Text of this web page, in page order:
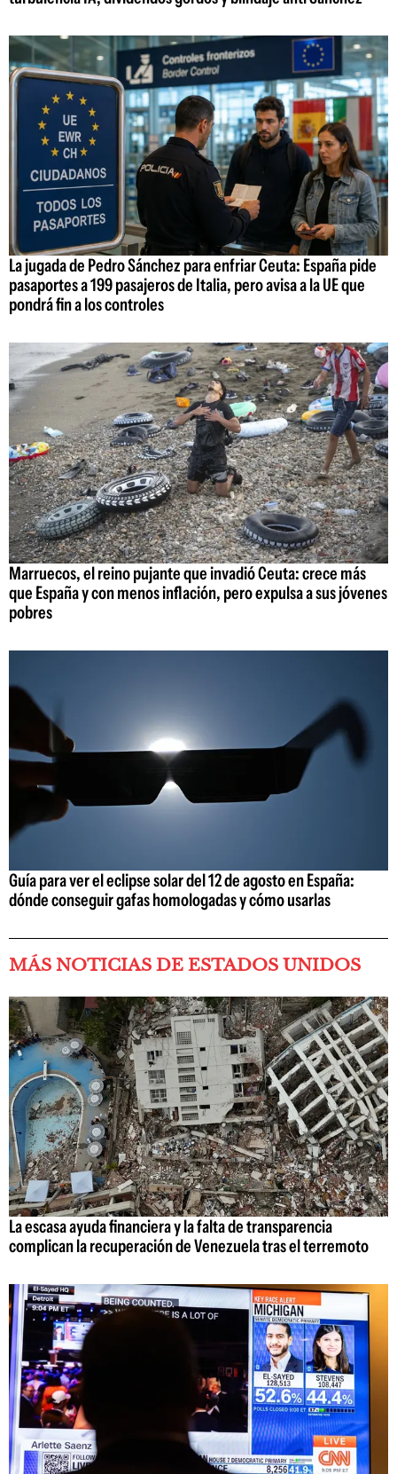
La jugada de Pedro Sánchez para enfriar Ceuta: España pide
pasaportes a 199 pasajeros de Italia, pero avisa a la UE que
pondrá fin a los controles
Marruecos, el reino pujante que invadió Ceuta: crece más
que España y con menos inflación, pero expulsa a sus jóvenes
pobres
Guía para ver el eclipse solar del 12 de agosto en España:
dónde conseguir gafas homologadas y cómo usarlas
MÁS NOTICIAS DE ESTADOS UNIDOS
La escasa ayuda financiera y la falta de transparencia
complican la recuperación de Venezuela tras el terremoto